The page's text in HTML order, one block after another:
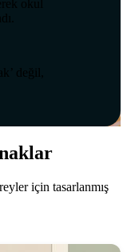
okul
değil,
için tasarlanmış